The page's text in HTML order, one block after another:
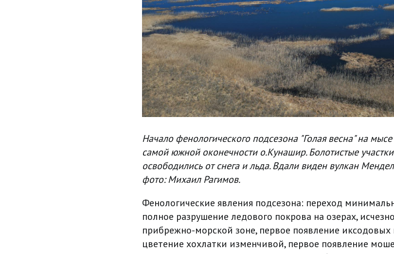
Начало фенологического подсезона "Голая весна" на
самой южной оконечности о.Кунашир. Болотистые
освободились от снега и льда. Вдали виден вулкан
фото: Михаил Рагимов.
Фенологические явления подсезона: переход
полное разрушение ледового покрова на озерах,
прибрежно-морской зоне, первое появление
цветение хохлатки изменчивой, первое появление